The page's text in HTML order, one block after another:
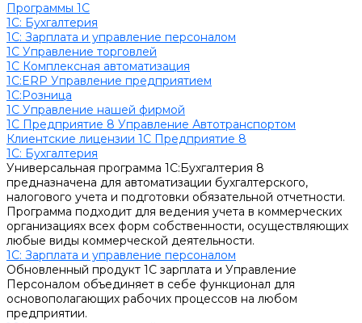
Программы 1С
1C: Бухгалтерия
1С: Зарплата и управление персоналом
1С Управление торговлей
1С Комплексная автоматизация
1С:ERP Управление предприятием
1С:Розница
1С Управление нашей фирмой
1С Предприятие 8 Управление Автотранспортом
Клиентские лицензии 1С Предприятие 8
1C: Бухгалтерия
Универсальная программа 1С:Бухгалтерия 8
предназначена для автоматизации бухгалтерского,
налогового учета и подготовки обязательной отчетности.
Программа подходит для ведения учета в коммерческих
организациях всех форм собственности, осуществляющих
любые виды коммерческой деятельности.
1С: Зарплата и управление персоналом
Обновленный продукт 1С зарплата и Управление
Персоналом объединяет в себе функционал для
основополагающих рабочих процессов на любом
предприятии.